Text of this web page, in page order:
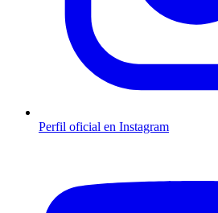
Perfil oficial en Instagram